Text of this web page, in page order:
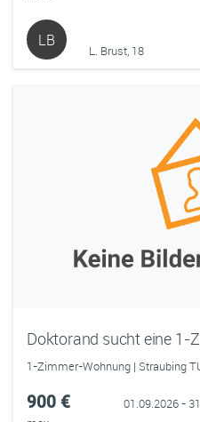
LB
L. Brust, 18
1-Zimmer-Wohnung | Straubing
900 € 01.09.2026 -